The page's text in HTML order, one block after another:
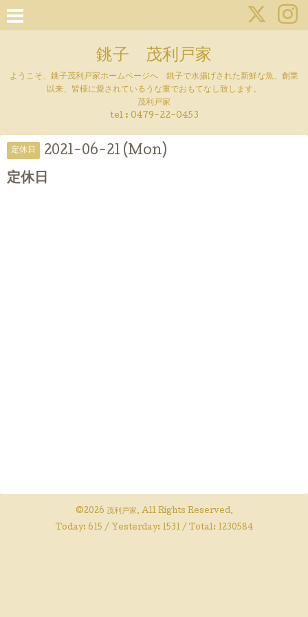
銚子 茂利戸家
ようこそ、銚子茂利戸家ホームページへ 銚子で水揚げされた新鮮な魚、創業
以来、皆様に愛されているうな重でおもてなし致します。
茂利戸家
tel : 0479-22-0453
定休日 2021-06-21 (Mon)
定休日
©2026 茂利戸家. All Rights Reserved.
Today: 615 / Yesterday: 1531/ Total: 1230584